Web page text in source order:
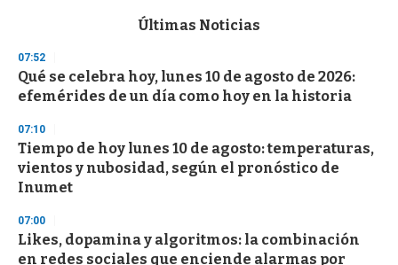
d
s
o
f
3
s
e
c
o
d
s
Últimas Noticias
07:52
Qué se celebra hoy, lunes 10 de agosto de 2026:
efemérides de un día como hoy en la historia
07:10
Tiempo de hoy lunes 10 de agosto: temperaturas,
vientos y nubosidad, según el pronóstico de
Inumet
07:00
Likes, dopamina y algoritmos: la combinación
en redes sociales que enciende alarmas por